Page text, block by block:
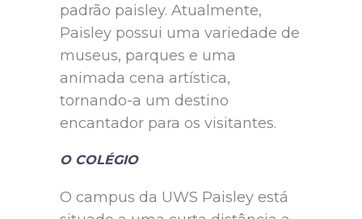
padrão paisley. Atualmente,
Paisley possui uma variedade de
museus, parques e uma
animada cena artística,
tornando-a um destino
encantador para os visitantes.
O COLÉGIO
O campus da UWS Paisley está